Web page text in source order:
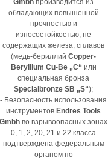
Gmbh производится из
обладающих повышенной
прочностью и
износостойкостью, не
содержащих железа, сплавов
(медь-бериллийCopper-
Beryllium Cu-Be „C“ или
специальная бронза
Specialbronze SB „S“);
- Безопасность использования
инструментов Endres Tools
Gmbh во взрывоопасных зонах
0, 1, 2, 20, 21 и 22 класса
подтверждена федеральным
органом по